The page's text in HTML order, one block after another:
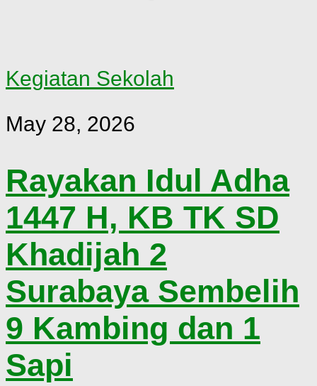
Kegiatan Sekolah
May 28, 2026
Rayakan Idul Adha
1447 H, KB TK SD
Khadijah 2
Surabaya Sembelih
9 Kambing dan 1
Sapi